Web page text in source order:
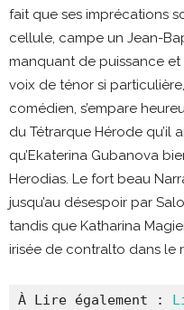
fait que ses imprécations
cellule, campe un Jean-
manquant de puissance
voix de ténor si
comédien, s’empare
du Tétrarque Hérode qu’il
qu’Ekaterina Gubanova
Herodias. Le fort beau
jusqu’au désespoir par
tandis que Katharina
irisée de contralto dans le
À Lire également :